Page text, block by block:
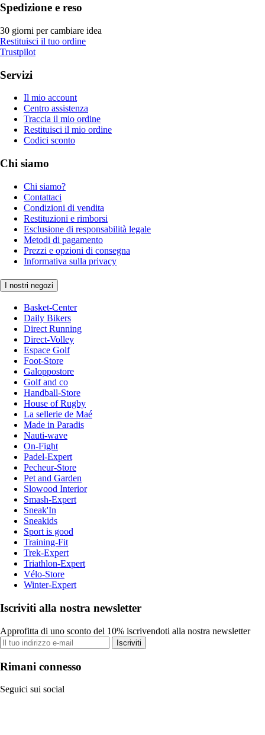
Spedizione e reso
30 giorni per cambiare idea
Restituisci il tuo ordine
Trustpilot
Servizi
Il mio account
Centro assistenza
Traccia il mio ordine
Restituisci il mio ordine
Codici sconto
Chi siamo
Chi siamo?
Contattaci
Condizioni di vendita
Restituzioni e rimborsi
Esclusione di responsabilità legale
Metodi di pagamento
Prezzi e opzioni di consegna
Informativa sulla privacy
I nostri negozi
Basket-Center
Daily Bikers
Direct Running
Direct-Volley
Espace Golf
Foot-Store
Galoppostore
Golf and co
Handball-Store
House of Rugby
La sellerie de Maé
Made in Paradis
Nauti-wave
On-Fight
Padel-Expert
Pecheur-Store
Pet and Garden
Slowood Interior
Smash-Expert
Sneak'In
Sneakids
Sport is good
Training-Fit
Trek-Expert
Triathlon-Expert
Vélo-Store
Winter-Expert
Iscriviti alla nostra newsletter
Approfitta di uno sconto del 10% iscrivendoti alla nostra newsletter
Iscriviti
Rimani connesso
Seguici sui social